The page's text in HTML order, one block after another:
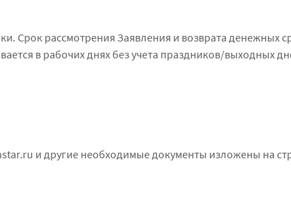
Срок рассмотрения Заявления и возврата денежных
в рабочих днях без учета праздников/выходных
и другие необходимые документы изложены на